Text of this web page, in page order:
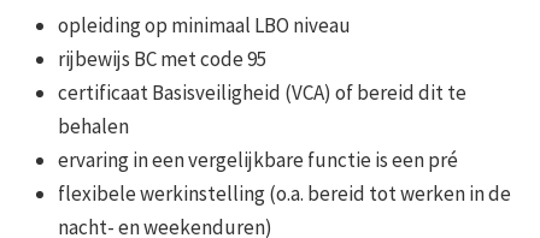
opleiding op minimaal LBO niveau
rijbewijs BC met code 95
certificaat Basisveiligheid (VCA) of bereid dit te
behalen
ervaring in een vergelijkbare functie is een pré
flexibele werkinstelling (o.a. bereid tot werken in de
nacht- en weekenduren)